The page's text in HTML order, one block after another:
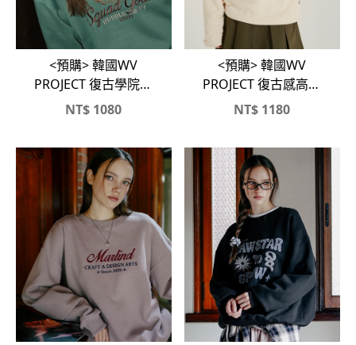
<預購> 韓國WV
PROJECT 復古學院風
刺繡Squad Goals刷毛
NT$ 1080
<預購> 韓國WV
PROJECT 復古感高磅
素色翻領無縮口大學T
NT$ 1180